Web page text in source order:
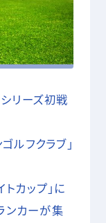
リーズ初戦
ルフクラブ」
カップ」に
ンカーが集